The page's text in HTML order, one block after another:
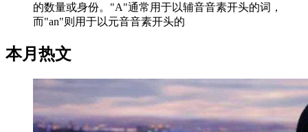
的数量或身份。"A"通常用于以辅音音素开头的词，
而"an"则用于以元音音素开头的
本月热文